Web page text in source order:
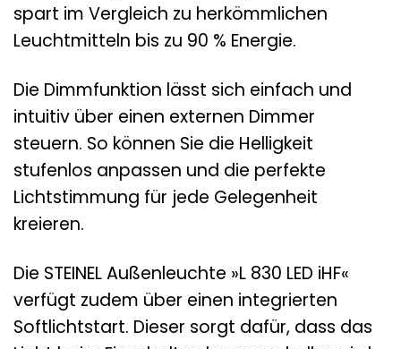
spart im Vergleich zu herkömmlichen
Leuchtmitteln bis zu 90 % Energie.
Die Dimmfunktion lässt sich einfach und
intuitiv über einen externen Dimmer
steuern. So können Sie die Helligkeit
stufenlos anpassen und die perfekte
Lichtstimmung für jede Gelegenheit
kreieren.
Die STEINEL Außenleuchte »L 830 LED iHF«
verfügt zudem über einen integrierten
Softlichtstart. Dieser sorgt dafür, dass das